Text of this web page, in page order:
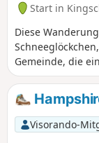
Start in
Diese
Gemeinde, die
einem
dieser
Visorando-